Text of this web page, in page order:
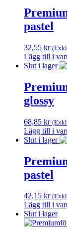
pastel
32,55 kr
Lägg till i
Slut i lager
glossy
68,85 kr
Lägg till i
Slut i lager
pastel
42,15 kr
Lägg till i
Slut i lager